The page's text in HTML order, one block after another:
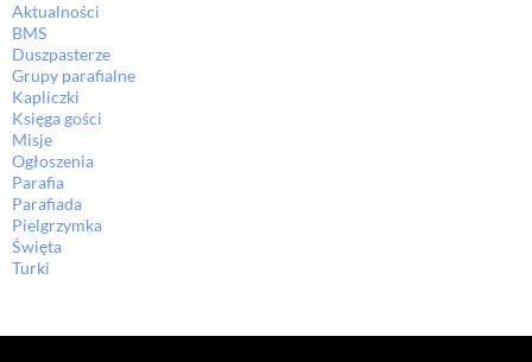
Aktualności
BMS
Duszpasterze
Grupy parafialne
Kapliczki
Księga gości
Misje
Ogłoszenia
Parafia
Parafiada
Pielgrzymka
Święta
Turki